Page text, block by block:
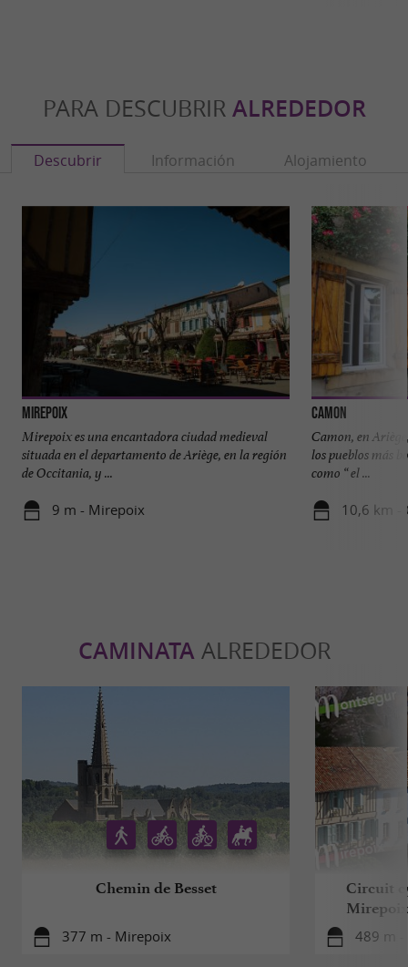
PARA DESCUBRIR ALREDEDOR
Descubrir Información Alojamiento
Mirepoix
Mirepoix es una encantadora ciudad medieval
situada en el departamento de Ariège, en la región
de Occitania, y ...
9 m - Mirepoix
Camon
Camon, en
los pueblos más
como “ el ...
10,6 km -
CAMINATAALREDEDOR
Chemin de Besset
377 m - Mirepoix
Circuit
489 m